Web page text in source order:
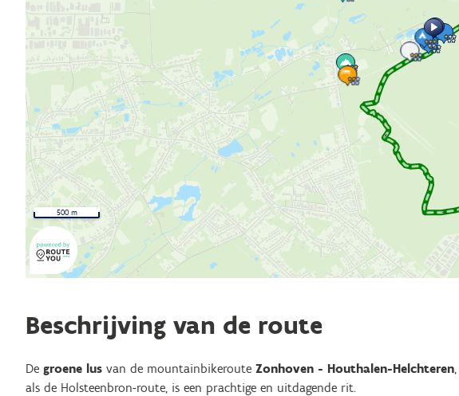
500 m
Beschrijving van de route
De groene lus van de mountainbikeroute Zonhoven - Houthalen-Helchteren
als de Holsteenbron-route, is een prachtige en uitdagende rit.